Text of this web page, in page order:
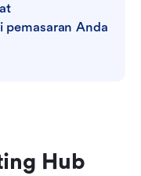
pemasaran Anda
Hub